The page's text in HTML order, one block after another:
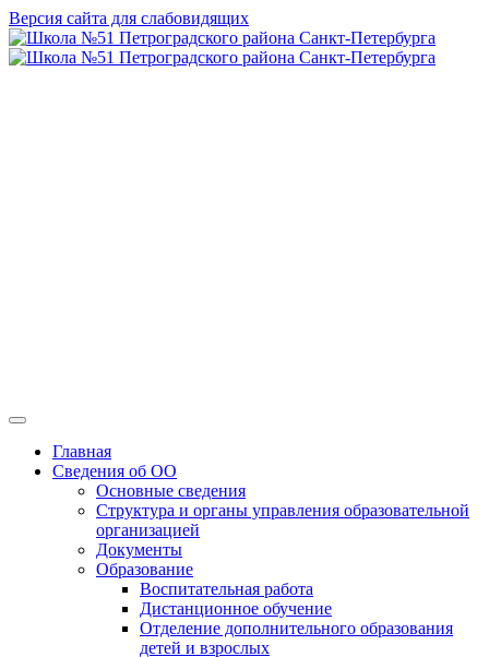
Версия сайта для слабовидящих
Главная
Сведения об ОО
Основные сведения
Структура и органы управления образовательной
организацией
Документы
Образование
Воспитательная работа
Дистанционное обучение
Отделение дополнительного образования
детей и взрослых